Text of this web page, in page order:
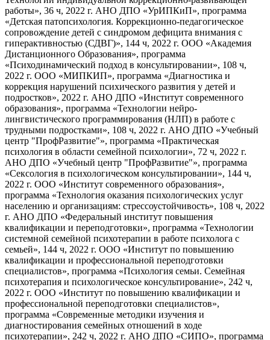
работы», 36 ч, 2022 г. АНО ДПО «УрИПКиП», программа
«Детская патопсихология. Коррекционно-педагогическое
сопровождение детей с синдромом дефицита внимания с
гиперактивностью (СДВГ)», 144 ч, 2022 г. ООО «Академия
Дистанционного Образования», программа
«Психодинамический подход в консультировании», 108 ч,
2022 г. ООО «МИПКИП», программа «Диагностика и
коррекция нарушений психического развития у детей и
подростков», 2022 г. АНО ДПО «Институт современного
образования», программа «Технологии нейро-
лингвистического программирования (НЛП) в работе с
трудными подростками», 108 ч, 2022 г. АНО ДПО «Учебный
центр "ПрофРазвитие"», программа «Практическая
психология в области семейной психологии», 72 ч, 2022 г.
АНО ДПО «Учебный центр "ПрофРазвитие"», программа
«Сексология в психологическом консультировании», 144 ч,
2022 г. ООО «Институт современного образования»,
программа «Технология оказания психологических услуг
населению и организациям: стрессоустойчивость», 108 ч, 2022
г. АНО ДПО «Федеральный институт повышения
квалификации и переподготовки», программа «Технологии
системной семейной психотерапии в работе психолога с
семьей», 144 ч, 2022 г. ООО «Институт по повышению
квалификации и профессиональной переподготовки
специалистов», программа «Психология семьи. Семейная
психотерапия и психологическое консультирование», 242 ч,
2022 г. ООО «Институт по повышению квалификации и
профессиональной переподготовки специалистов»,
программа «Современные методики изучения и
диагностирования семейных отношений в ходе
психотерапии», 242 ч, 2022 г. АНО ДПО «СИПО», программа